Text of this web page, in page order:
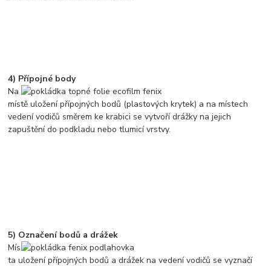
4) Přípojné body
Na
místě uložení přípojných bodů (plastových krytek) a na místech
vedení vodičů směrem ke krabici se vytvoří drážky na jejich
zapuštění do podkladu nebo tlumicí vrstvy.
5) Označení bodů a drážek
Mís
ta uložení přípojných bodů a drážek na vedení vodičů se vyznačí